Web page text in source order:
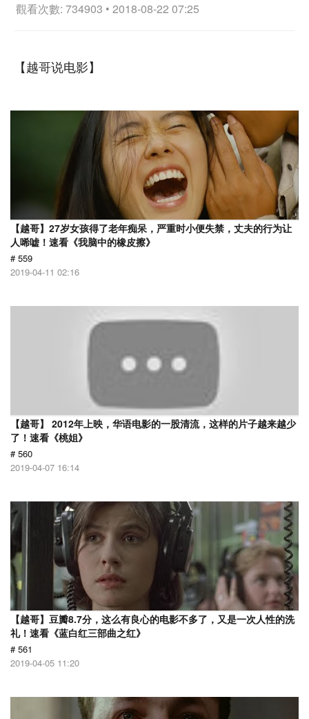
觀看次數: 734903 • 2018-08-22 07:25
【越哥说电影】
【越哥】27岁女孩得了老年痴呆，严重时小便失禁，丈夫的行为让
人唏嘘！速看《我脑中的橡皮擦》
# 559
2019-04-11 02:16
【越哥】 2012年上映，华语电影的一股清流，这样的片子越来越少
了！速看《桃姐》
# 560
2019-04-07 16:14
【越哥】豆瓣8.7分，这么有良心的电影不多了，又是一次人性的洗
礼！速看《蓝白红三部曲之红》
# 561
2019-04-05 11:20